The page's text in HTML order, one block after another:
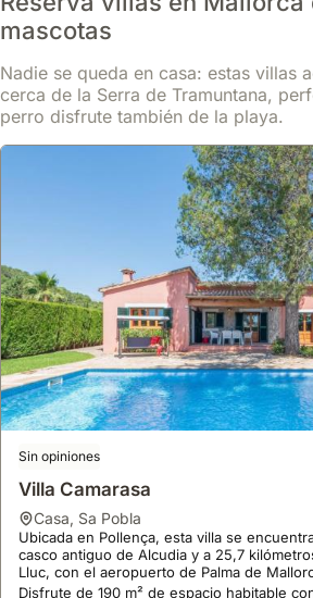
mascotas
Nadie se queda en casa: estas villas
cerca de la Serra de Tramuntana,
perro disfrute también de la playa.
Sin opiniones
Villa Camarasa
casa, Sa Pobla
Ubicada en Pollença, esta villa se
casco antiguo de Alcudia y a 25,7
Lluc, con el aeropuerto de Palma de
Disfrute de 190 m² de espacio habitable